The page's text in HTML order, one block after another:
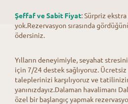
Şeffaf ve Sabit Fiyat: Sürpriz
yok.Rezervasyon sırasında
ödersiniz.
Yılların deneyimiyle, seyahat
için 7/24 destek sağlıyoruz.
taleplerinizi karşılıyoruz ve
yanınızdayız.Dalaman havalimanı
özel bir başlangıç yapmak